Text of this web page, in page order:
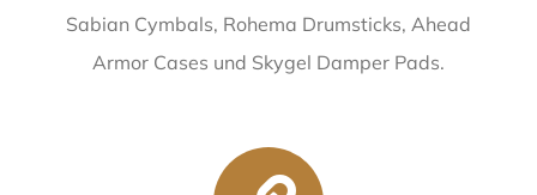
Sabian Cymbals, Rohema Drumsticks, Ahead
Armor Cases und Skygel Damper Pads.